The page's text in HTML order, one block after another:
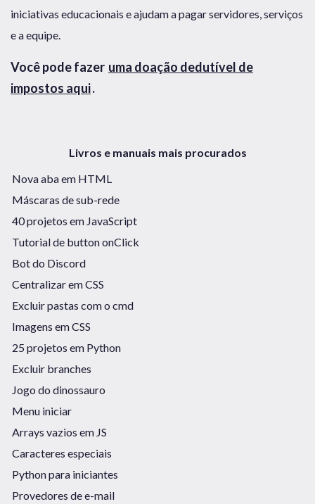
iniciativas educacionais e ajudam a pagar servidores, serviços
e a equipe.
Você pode fazer uma doação dedutível de
impostos aqui.
Livros e manuais mais procurados
Nova aba em HTML
Máscaras de sub-rede
40 projetos em JavaScript
Tutorial de button onClick
Bot do Discord
Centralizar em CSS
Excluir pastas com o cmd
Imagens em CSS
25 projetos em Python
Excluir branches
Jogo do dinossauro
Menu iniciar
Arrays vazios em JS
Caracteres especiais
Python para iniciantes
Provedores de e-mail